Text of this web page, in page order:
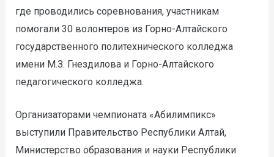
где проводились соревнования, участникам
помогали 30 волонтеров из Горно-Алтайского
государственного политехнического колледжа
имени М.З. Гнездилова и Горно-Алтайского
педагогического колледжа.
Организаторами чемпионата «Абилимпикс»
выступили Правительство Республики Алтай,
Министерство образования и науки Республики